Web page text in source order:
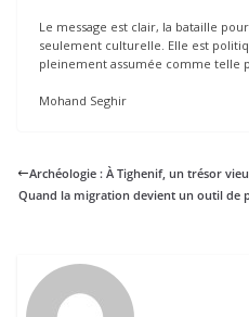
Le message est clair, la bataille
seulement culturelle. Elle est
pleinement assumée comme telle
Mohand Seghir
Archéologie : À Tighenif, un trésor
Quand la migration devient un outil de